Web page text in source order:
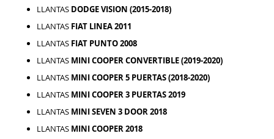
LLANTAS DODGE VISION (2015-2018)
LLANTAS FIAT LINEA 2011
LLANTAS FIAT PUNTO 2008
LLANTAS MINI COOPER CONVERTIBLE (2019-2020)
LLANTAS MINI COOPER 5 PUERTAS (2018-2020)
LLANTAS MINI COOPER 3 PUERTAS 2019
LLANTAS MINI SEVEN 3 DOOR 2018
LLANTAS MINI COOPER 2018